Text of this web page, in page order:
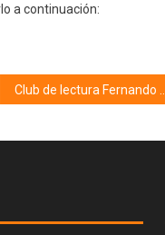
a continuación: